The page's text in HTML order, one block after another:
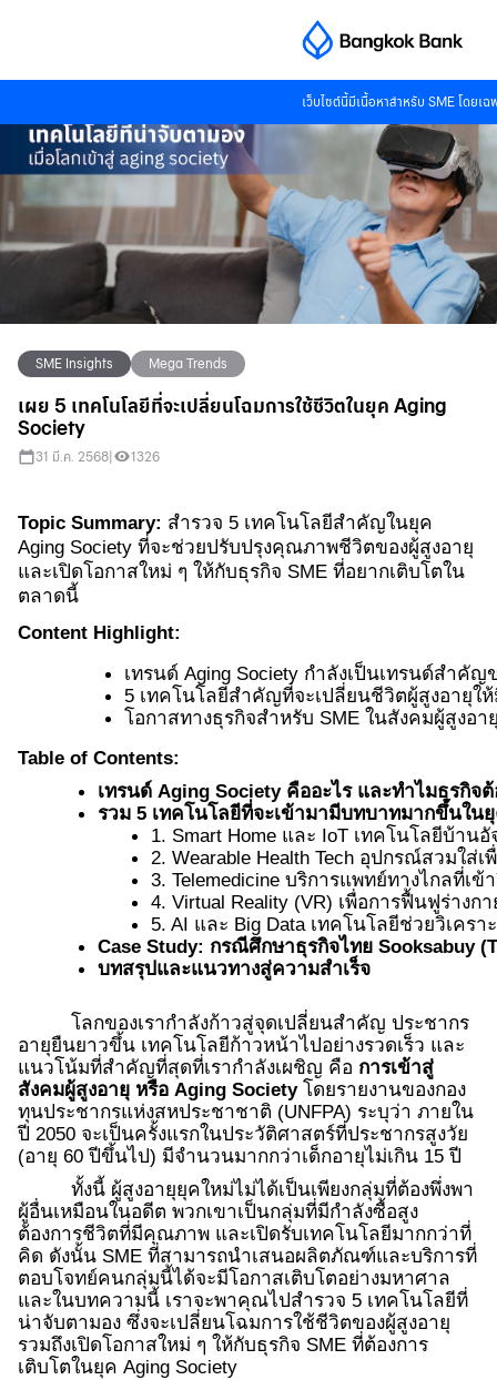
เว็บไซต์นี้มีเนื้อหาสำหรับ SME โดยเ
SME Insights Mega Trends
เผย 5 เทคโนโลยีที่จะเปลี่ยนโฉมการใช้ชีวิตในยุค Aging
Society
31 มี.ค. 2568 1326
Topic Summary: สำรวจ 5 เทคโนโลยีสำคัญในยุค
Aging Society ที่จะช่วยปรับปรุงคุณภาพชีวิตของผู้สูงอายุ
และเปิดโอกาสใหม่ ๆ ให้กับธุรกิจ SME ที่อยากเติบโตใน
ตลาดนี้
Content Highlight:
เทรนด์ Aging Society กำลังเป็นเทรนด์สำคั
5 เทคโนโลยีสำคัญที่จะเปลี่ยนชีวิตผู้สูงอายุใ
โอกาสทางธุรกิจสำหรับ SME ในสังคมผู้สูง
Table of Contents:
เทรนด์ Aging Society คืออะไร และทำไมธุรกิจ
รวม 5 เทคโนโลยีที่จะเข้ามามีบทบาทมากขึ้นใน
1. Smart Home และ IoT เทคโนโลยีบ้าน
2. Wearable Health Tech อุปกรณ์สวมใส่
3. Telemedicine บริการแพทย์ทางไกลที่เข้
4. Virtual Reality (VR) เพื่อการฟื้นฟูร่างก
5. AI และ Big Data เทคโนโลยีช่วยวิเค
Case Study: กรณีศึกษาธุรกิจไทย Sooksabuy
บทสรุปและแนวทางสู่ความสำเร็จ
โลกของเรากำลังก้าวสู่จุดเปลี่ยนสำคัญ ประชากร
อายุยืนยาวขึ้น เทคโนโลยีก้าวหน้าไปอย่างรวดเร็ว และ
แนวโน้มที่สำคัญที่สุดที่เรากำลังเผชิญ คือ การเข้าสู่
สังคมผู้สูงอายุ หรือ Aging Societyโดยรายงานของกอง
ทุนประชากรแห่งสหประชาชาติ (UNFPA) ระบุว่า ภายใน
ปี 2050 จะเป็นครั้งแรกในประวัติศาสตร์ที่ประชากรสูงวัย
(อายุ 60 ปีขึ้นไป) มีจำนวนมากกว่าเด็กอายุไม่เกิน 15 ปี
ทั้งนี้ ผู้สูงอายุยุคใหม่ไม่ได้เป็นเพียงกลุ่มที่ต้องพึ่งพา
ผู้อื่นเหมือนในอดีต พวกเขาเป็นกลุ่มที่มีกำลังซื้อสูง
ต้องการชีวิตที่มีคุณภาพ และเปิดรับเทคโนโลยีมากกว่าที่
คิด ดังนั้น SME ที่สามารถนำเสนอผลิตภัณฑ์และบริการที่
ตอบโจทย์คนกลุ่มนี้ได้จะมีโอกาสเติบโตอย่างมหาศาล
และในบทความนี้ เราจะพาคุณไปสำรวจ 5 เทคโนโลยีที่
น่าจับตามอง ซึ่งจะเปลี่ยนโฉมการใช้ชีวิตของผู้สูงอายุ
รวมถึงเปิดโอกาสใหม่ ๆ ให้กับธุรกิจ SME ที่ต้องการ
เติบโตในยุค Aging Society